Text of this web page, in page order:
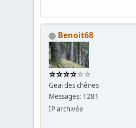
Benoit68
Geai des chênes
Messages: 1281
IP archivée